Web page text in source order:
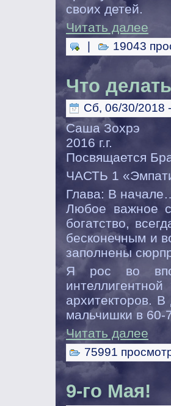
своих детей.
Читать далее
19043
Что
Сб, 06/30/2018
Саша Зохрэ
2016 г.г.
Посвящается
ЧАСТЬ 1
Глава: В
Любое важное
богатство,
бесконечным и
заполнены
Я рос во
архитекторов.
мальчишки в
Читать далее
75991
9-го Мая!